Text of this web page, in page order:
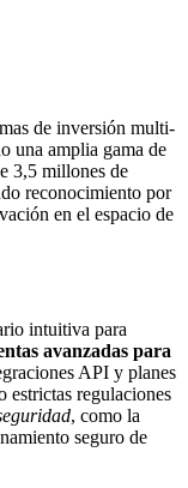
de inversión multi-
una amplia gama de
3,5 millones de
reconocimiento por
en el espacio de
intuitiva para
avanzadas para
API y planes
estrictas regulaciones
, como la
seguro de